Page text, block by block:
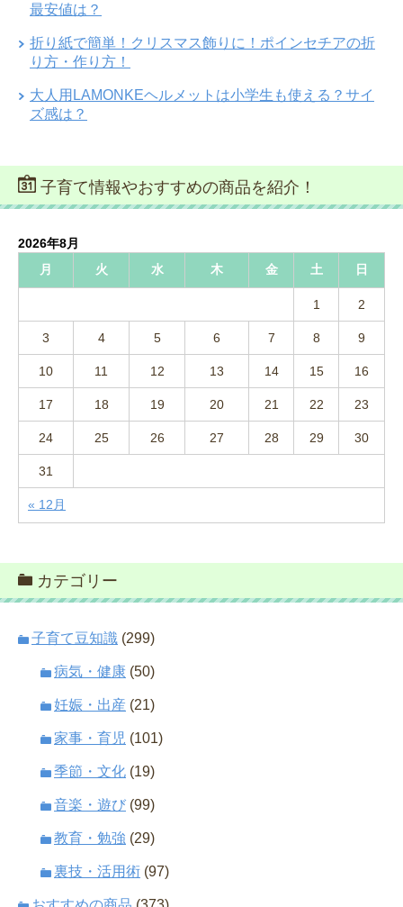
最安値は？
折り紙で簡単！クリスマス飾りに！ポインセチアの折
り方・作り方！
大人用LAMONKEヘルメットは小学生も使える？サイ
ズ感は？
子育て情報やおすすめの商品を紹介！
2026年8月
月
火 水 木 金 土 日
« 12月
1 2
3 4 5 6 7 8 9
10 11 12 13 14 15 16
17 18 19 20 21 22 23
24 25 26 27 28 29 30
31
カテゴリー
子育て豆知識 (299)
病気・健康 (50)
妊娠・出産 (21)
家事・育児 (101)
季節・文化 (19)
音楽・遊び (99)
教育・勉強 (29)
裏技・活用術 (97)